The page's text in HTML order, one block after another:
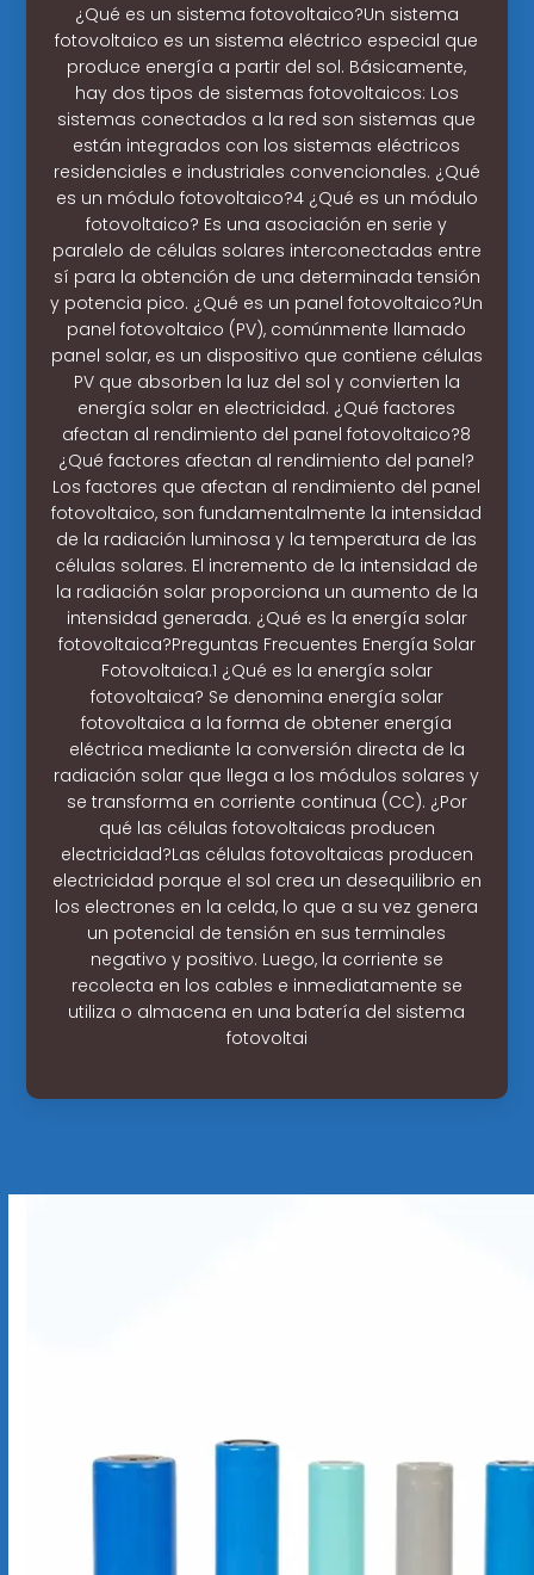
¿Qué es un sistema fotovoltaico?Un sistema
fotovoltaico es un sistema eléctrico especial que
produce energía a partir del sol. Básicamente,
hay dos tipos de sistemas fotovoltaicos: Los
sistemas conectados a la red son sistemas que
están integrados con los sistemas eléctricos
residenciales e industriales convencionales. ¿Qué
es un módulo fotovoltaico?4 ¿Qué es un módulo
fotovoltaico? Es una asociación en serie y
paralelo de células solares interconectadas entre
sí para la obtención de una determinada tensión
y potencia pico. ¿Qué es un panel fotovoltaico?Un
panel fotovoltaico (PV), comúnmente llamado
panel solar, es un dispositivo que contiene células
PV que absorben la luz del sol y convierten la
energía solar en electricidad. ¿Qué factores
afectan al rendimiento del panel fotovoltaico?8
¿Qué factores afectan al rendimiento del panel?
Los factores que afectan al rendimiento del panel
fotovoltaico, son fundamentalmente la intensidad
de la radiación luminosa y la temperatura de las
células solares. El incremento de la intensidad de
la radiación solar proporciona un aumento de la
intensidad generada. ¿Qué es la energía solar
fotovoltaica?Preguntas Frecuentes Energía Solar
Fotovoltaica.1 ¿Qué es la energía solar
fotovoltaica? Se denomina energía solar
fotovoltaica a la forma de obtener energía
eléctrica mediante la conversión directa de la
radiación solar que llega a los módulos solares y
se transforma en corriente continua (CC). ¿Por
qué las células fotovoltaicas producen
electricidad?Las células fotovoltaicas producen
electricidad porque el sol crea un desequilibrio en
los electrones en la celda, lo que a su vez genera
un potencial de tensión en sus terminales
negativo y positivo. Luego, la corriente se
recolecta en los cables e inmediatamente se
utiliza o almacena en una batería del sistema
fotovoltai